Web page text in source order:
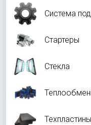
Система
Стартеры
Стекла